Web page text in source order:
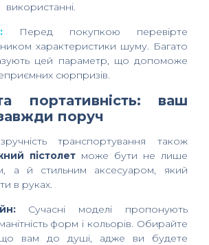
використанні.
Перед покупкою перевірте
характеристики шуму. Багато
цей параметр, що допоможе
сюрпризів.
портативність: ваш
поруч
транспортування також
пістолет може бути не лише
а й стильним аксесуаром, який
в руках.
Сучасні моделі пропонують
форм і кольорів. Обирайте
вам до душі, адже ви будете